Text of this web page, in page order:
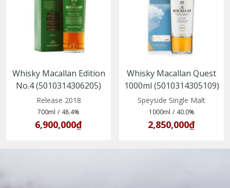
Whisky Macallan Edition
No.4 (5010314306205)
Release 2018
700ml / 48.4%
6,900,000₫
Whisky Macallan Quest
1000ml (5010314305109)
Speyside Single Malt
1000ml / 40.0%
2,850,000₫